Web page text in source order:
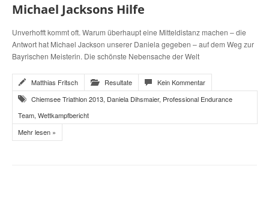
Michael Jacksons Hilfe
Unverhofft kommt oft. Warum überhaupt eine Mitteldistanz machen – die
Antwort hat Michael Jackson unserer Daniela gegeben – auf dem Weg zur
Bayrischen Meisterin. Die schönste Nebensache der Welt
Matthias Fritsch Resultate
Kein Kommentar
Chiemsee Triathlon 2013, Daniela Dihsmaier, Professional Endurance
Team, Wettkampfbericht
Mehr lesen »